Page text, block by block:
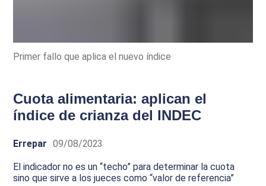
Primer fallo que aplica el nuevo índice
Cuota alimentaria: aplican el
índice de crianza del INDEC
Errepar 09/08/2023
El indicador no es un “techo” para determinar la cuota
sino que sirve a los jueces como “valor de referencia”